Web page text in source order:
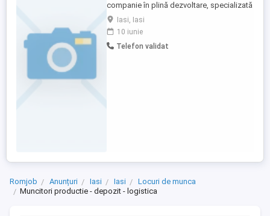
companie în plină dezvoltare, specializată
în producția de repere din mase plastice.
Căutăm colegi noi, serioși și implicați,
care să se alăture echipei noastre din
zona Iasi- Calea Chișinăului, Nr 6B.
Iasi, Iasi
10 iunie
Telefon validat
Romjob Anunțuri Iasi Iasi
Locuri de munca
Muncitori productie - depozit - logistica